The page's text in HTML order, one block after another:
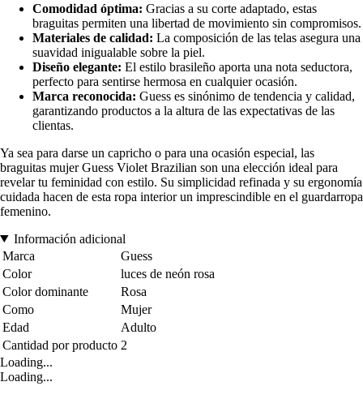
Comodidad óptima: Gracias a su corte adaptado, estas
braguitas permiten una libertad de movimiento sin compromisos.
Materiales de calidad: La composición de las telas asegura una
suavidad inigualable sobre la piel.
Diseño elegante: El estilo brasileño aporta una nota seductora,
perfecto para sentirse hermosa en cualquier ocasión.
Marca reconocida: Guess es sinónimo de tendencia y calidad,
garantizando productos a la altura de las expectativas de las
clientas.
Ya sea para darse un capricho o para una ocasión especial, las
braguitas mujer Guess Violet Brazilian son una elección ideal para
revelar tu feminidad con estilo. Su simplicidad refinada y su ergonomía
cuidada hacen de esta ropa interior un imprescindible en el guardarropa
femenino.
Información adicional
Marca
Guess
Color
luces de neón rosa
Color dominante
Rosa
Como
Mujer
Edad
Adulto
Cantidad por producto 2
Loading...
Loading...